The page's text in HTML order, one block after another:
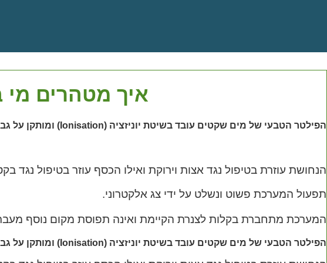
אושר על ידי
איך מטהרים מי
הפילטר הטבעי של מים שקטים עובד בשיטת יוניזציה (Ionisation) ומותקן על גבי המערכת הקיימת ומזין למים הבריכה יונים זעירים של כסף ונחושת.
הנחושת עוזרת בטיפול נגד אצות וירוקת ואילו הכסף עוזר בטיפול נגד
תפעול המערכת פשוט ונשלט על ידי צג אלקטרוני.
המערכת מתחברת בקלות לצנרת הקיימת ואינה תפוסת מקום נוסף
הפילטר הטבעי של מים שקטים עובד בשיטת יוניזציה (Ionisation) ומותקן על גבי המערכת הקיימת ומזין למים הבריכה יונים זעירים של כסף ונחושת.